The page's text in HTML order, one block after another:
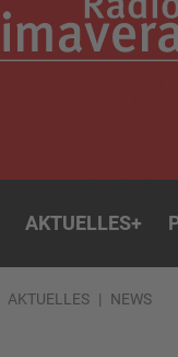
AKTUELLES+
AKTUELLES NEWS